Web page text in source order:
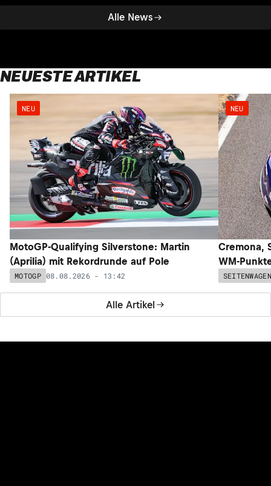
Alle News
NEUESTE ARTIKEL
Alle Artikel
NEU
MotoGP-Qualifying Silverstone: Martin
(Aprilia) mit Rekordrunde auf Pole
MOTOGP 08.08.2026 - 13:42
NEU
Cremona,
WM-
SEITENWAGEN